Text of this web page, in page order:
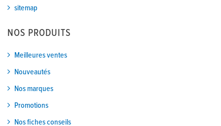
sitemap
NOS PRODUITS
Meilleures ventes
Nouveautés
Nos marques
Promotions
Nos fiches conseils